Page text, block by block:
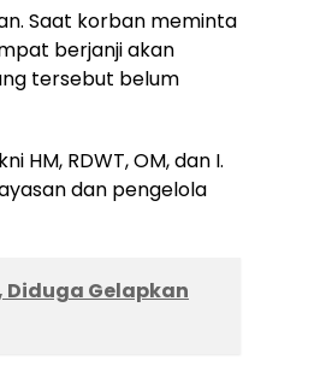
Saat korban meminta
berjanji akan
tersebut belum
HM, RDWT, OM, dan I.
dan pengelola
Diduga Gelapkan